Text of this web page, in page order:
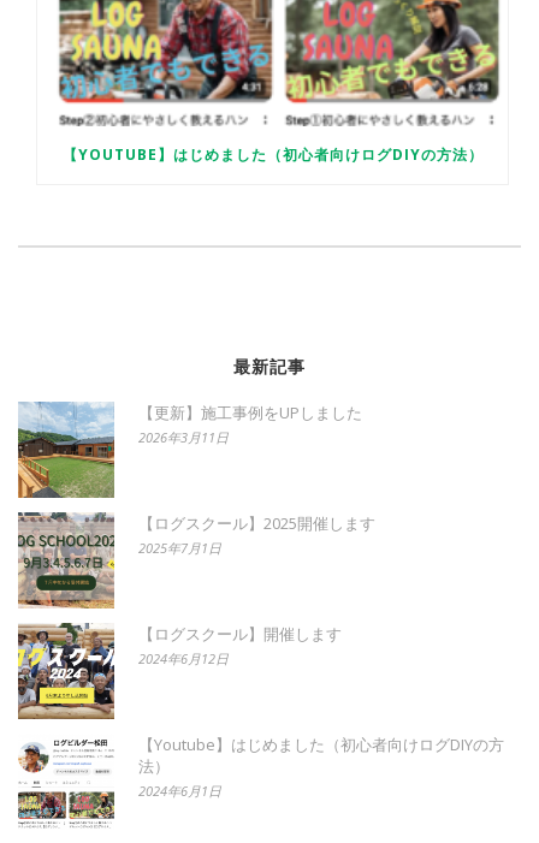
【YOUTUBE】はじめました（初心者向けログDIYの方法）
最新記事
【更新】施工事例をUPしました
2026年3月11日
【ログスクール】2025開催します
2025年7月1日
【ログスクール】開催します
2024年6月12日
【Youtube】はじめました（初心者向けログDIYの方
法）
2024年6月1日